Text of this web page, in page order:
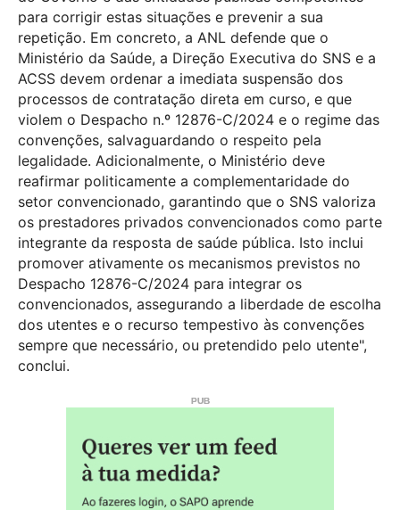
para corrigir estas situações e prevenir a sua
repetição. Em concreto, a ANL defende que o
Ministério da Saúde, a Direção Executiva do SNS e a
ACSS devem ordenar a imediata suspensão dos
processos de contratação direta em curso, e que
violem o Despacho n.º 12876-C/2024 e o regime das
convenções, salvaguardando o respeito pela
legalidade. Adicionalmente, o Ministério deve
reafirmar politicamente a complementaridade do
setor convencionado, garantindo que o SNS valoriza
os prestadores privados convencionados como parte
integrante da resposta de saúde pública. Isto inclui
promover ativamente os mecanismos previstos no
Despacho 12876-C/2024 para integrar os
convencionados, assegurando a liberdade de escolha
dos utentes e o recurso tempestivo às convenções
sempre que necessário, ou pretendido pelo utente",
conclui.